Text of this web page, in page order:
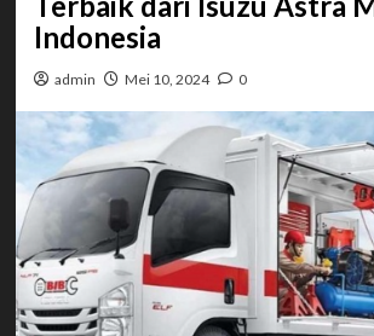
Indonesia
admin Mei 10, 2024 0